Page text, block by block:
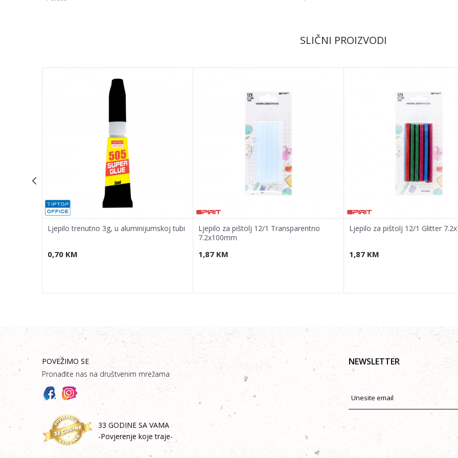
POŠALJI
SLIČNI PROIZVODI
Ljepilo trenutno 3g, u aluminijumskoj tubi
0,70 KM
Ljepilo za pištolj 12/1 Transparentno
7.2x100mm
1,87 KM
Ljepilo za pištolj 12/1 Glitter
1,87 KM
POVEŽIMO SE
Pronađite nas na društvenim mrežama
33 GODINE SA VAMA
-Povjerenje koje traje-
NEWSLETTER